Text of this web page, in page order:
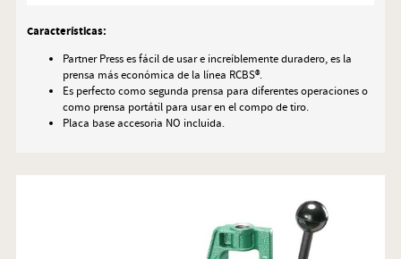
Características:
Partner Press es fácil de usar e increíblemente duradero, es la
prensa más económica de la línea RCBS®.
Es perfecto como segunda prensa para diferentes operaciones o
como prensa portátil para usar en el compo de tiro.
Placa base accesoria NO incluida.